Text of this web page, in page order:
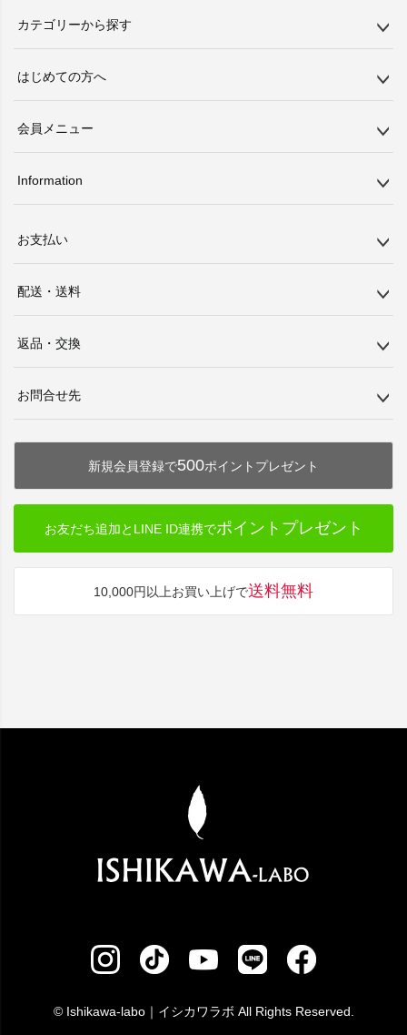
カテゴリーから探す
はじめての方へ
会員メニュー
Information
お支払い
配送・送料
返品・交換
お問合せ先
新規会員登録で500ポイントプレゼント
お友だち追加とLINE ID連携でポイントプレゼント
10,000円以上お買い上げで送料無料
© Ishikawa-labo｜イシカワラボ All Rights Reserved.